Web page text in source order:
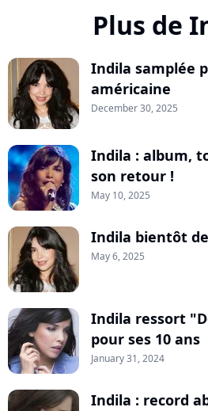
Plus de
Indila samplée
américaine
December 30, 2025
Indila : album,
son retour !
May 10, 2025
Indila bientôt
May 6, 2025
Indila ressort
pour ses 10 ans
January 31, 2024
Indila : record